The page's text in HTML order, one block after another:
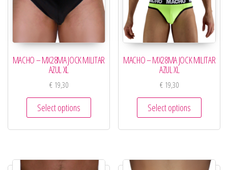
MACHO – MX28MA JOCK MILITAR
AZUL XL
€19,30
Select options
MACHO – MX28MA JOCK MILITAR
AZUL XL
€ 19,30
Select options